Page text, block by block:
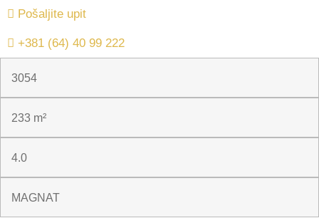
Pošaljite upit
+381 (64) 40 99 222
3054
233 m²
4.0
MAGNAT